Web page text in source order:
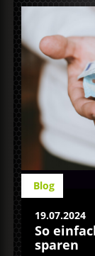
Blog
19.07.2024
So
sparen